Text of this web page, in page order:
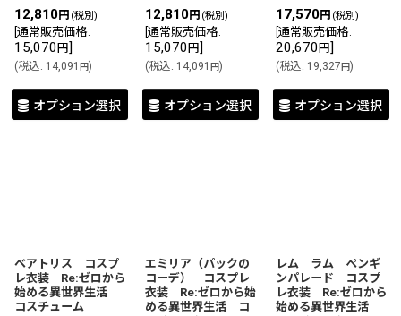
12,810円 (税別)
通常販売価格:
15,070 円]
(税込: 14,091 円)
オプション選択
12,810円 (税別)
通常販売価格:
15,070 円]
(税込: 14,091 円)
オプション選択
17,570円 (税別)
通常販売価格:
20,670 円]
(税込: 19,327円)
オプション選択
ベアトリス コスプ
レ衣装 Re:ゼロから
始める異世界生活
コスチューム
エミリア（パックの
コーデ） コスプレ
衣装 Re:ゼロから始
める異世界生活 コ
レム ラム ペンギ
ンパレード コスプ
レ衣装 Re:ゼロから
始める異世界生活